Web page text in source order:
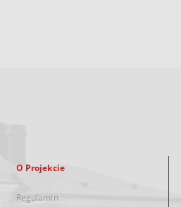
O Projekcie
Regulamin